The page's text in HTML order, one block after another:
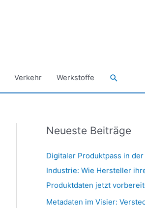
Verkehr Werkstoffe Suchen
Neueste Beiträge
Digitaler Produktpass in der
Industrie: Wie Hersteller
Produktdaten jetzt
Metadaten im Visier: